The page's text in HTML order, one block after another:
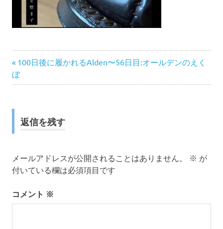
投
稿
ナ
ビ
ー
シ
前
の
記
100日後に履かれるAlden〜56日目:オールデンのえく
ぼ
返信を残す
メールアドレスが公開されることはありません。 ※ が
付いている欄は必須項目です
コメント ※